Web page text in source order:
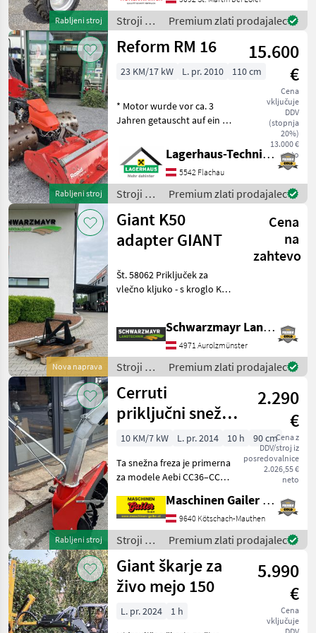
MARKETPLACE
Marketplace
Ponudbe
trgovcev
Mali
oglasi
Rabljeni stroj
*Fahrgeschwindigkeit 20
km/h *Wenderadius innen
4.7
Stroji z
motorji /
Schäffer
Premium zlati prodajalec
Rabljeni stroj
Reform RM 16
15.600
€
Cena
vključuje
DDV
(stopnja
20%)
13.000 €
neto
23 KM/17 kW L. pr. 2010 110 cm
* Motor wurde vor ca. 3
Jahren getauscht auf ein 23
Eisenstachelwalzen * inkl.
Mulcher 110cm Breit Bj.:
2019 Wir bitten telefoni
Lagerhaus-Technik Flachau
5542 Flachau
Stroji z
motorji /
Reform
Premium zlati prodajalec
Nova naprava
Giant K50
adapter GIANT
Cena
na
zahtevo
Št. 58062 Priključek za
vlečno kljuko - s kroglo K50
Schwarzmayr vam bo z
veseljem predstavila
napravo/stroj in vas pro
Schwarzmayr Landtechnik GmbH - Aurolzmünster
4971 Aurolzmünster
Stroji z
motorji /
Giant
Premium zlati prodajalec
Rabljeni stroj
Cerruti
priključni snežni
plug DX 900,
primeren za Aebi
2.290
€
Cena z
DDV/stroj iz
posredovalnice
2.026,55 €
neto
10 KM/7 kW L. pr. 2014 10 h
90 cm
Ta snežna freza je primerna
za modele Aebi CC36–CC66
približno 90 cm ter višino
odstranjevanja približno 60
cm. Freza tehta približno 80
kg, nj
Maschinen Gailer GmbH
9640 Kötschach-Mauthen
Stroji z
motorji /
Cerruti
Premium zlati prodajalec
Giant škarje za
živo mejo 150
5.990
€
Cena
vključuje
L. pr. 2024
1 h